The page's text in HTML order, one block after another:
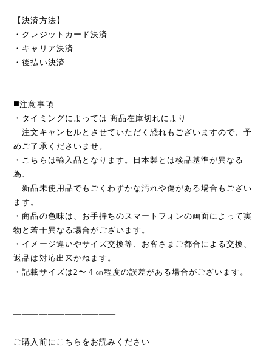
【決済方法】
・クレジットカード決済
・キャリア決済
・後払い決済
◼️注意事項
・タイミングによっては 商品在庫切れにより
注文キャンセルとさせていただく恐れもございますので、予
めご了承くださいませ。
・こちらは輸入品となります。日本製とは検品基準が異なる
為、
新品未使用品でもごくわずかな汚れや傷がある場合もござい
ます。
・商品の色味は、お手持ちのスマートフォンの画面によって実
物と若干異なる場合がございます。
・イメージ違いやサイズ交換等、お客さまご都合による交換、
返品は対応出来かねます。
・記載サイズは2〜４㎝程度の誤差がある場合がございます。
————————————
ご購入前にこちらをお読みください